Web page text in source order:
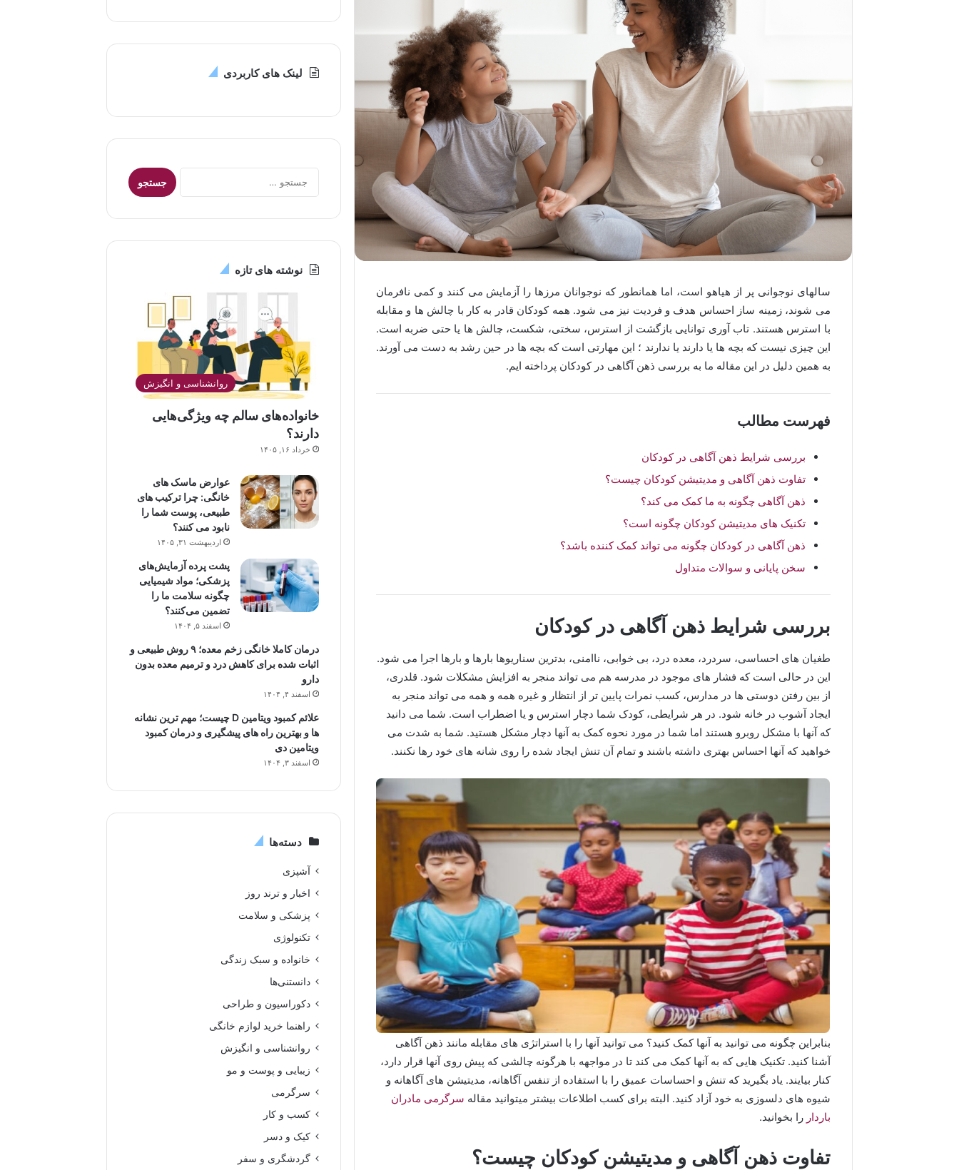
سالهای نوجوانی پر از هیاهو است، اما همانطور که نوجوانان مرزها را آزمایش می کنند و کمی نافرمان
می شوند، زمینه ساز احساس هدف و فردیت نیز می شود. همه کودکان قادر به کار با چالش ها و مقابله
با استرس هستند. تاب آوری توانایی بازگشت از استرس، سختی، شکست، چالش ها یا حتی ضربه است.
این چیزی نیست که بچه ها یا دارند یا ندارند ؛ این مهارتی است که بچه ها در حین رشد به دست می آورند.
به همین دلیل در این مقاله ما به بررسی ذهن آگاهی در کودکان پرداخته ایم.
فهرست مطالب
بررسی شرایط ذهن آگاهی در کودکان
تفاوت ذهن آگاهی و مدیتیشن کودکان چیست؟
ذهن آگاهی چگونه به ما کمک می کند؟
تکنیک های مدیتیشن کودکان چگونه است؟
ذهن آگاهی در کودکان چگونه می تواند کمک کننده باشد؟
سخن پایانی و سوالات متداول
بررسی شرایط ذهن آگاهی در کودکان
طغیان های احساسی، سردرد، معده درد، بی خوابی، ناامنی، بدترین سناریوها بارها و بارها اجرا می شود.
این در حالی است که فشار های موجود در مدرسه هم می تواند منجر به افزایش مشکلات شود. قلدری،
از بین رفتن دوستی ها در مدارس، کسب نمرات پایین تر از انتظار و غیره همه و همه می تواند منجر به
ایجاد آشوب در خانه شود. در هر شرایطی، کودک شما دچار استرس و یا اضطراب است. شما می دانید
که آنها با مشکل روبرو هستند اما شما در مورد نحوه کمک به آنها دچار مشکل هستید. شما به شدت می
خواهید که آنها احساس بهتری داشته باشند و تمام آن تنش ایجاد شده را روی شانه های خود رها نکنند.
بنابراین چگونه می توانید به آنها کمک کنید؟ می توانید آنها را با استراتژی های مقابله مانند ذهن آگاهی
آشنا کنید. تکنیک هایی که به آنها کمک می کند تا در مواجهه با هرگونه چالشی که پیش روی آنها قرار دارد،
کنار بیایند. یاد بگیرید که تنش و احساسات عمیق را با استفاده از تنفس آگاهانه، مدیتیشن های آگاهانه و
شیوه های دلسوزی به خود آزاد کنید. البته برای کسب اطلاعات بیشتر میتوانید مقاله سرگرمی مادران
باردار را بخوانید.
تفاوت ذهن آگاهی و مدیتیشن کودکان چیست؟
لینک های کاربردی
جستجو
برای:
نوشته های تازه
روانشناسی و انگیزش
خانواده‌های سالم چه ویژگی‌هایی
دارند؟
خرداد ۱۶, ۱۴۰۵
عوارض ماسک های
خانگی: چرا ترکیب های
طبیعی، پوست شما را
نابود می کنند؟
اردیبهشت ۳۱, ۱۴۰۵
پشت پرده آزمایش‌های
پزشکی؛ مواد شیمیایی
چگونه سلامت ما را
تضمین می‌کنند؟
اسفند ۵, ۱۴۰۴
درمان کاملا خانگی زخم معده؛ ۹ روش طبیعی و
اثبات شده برای کاهش درد و ترمیم معده بدون
دارو
اسفند ۴, ۱۴۰۴
علائم کمبود ویتامین D چیست؛ مهم ترین نشانه
ها و بهترین راه های پیشگیری و درمان کمبود
ویتامین دی
اسفند ۳, ۱۴۰۴
دسته‌ها
آشپزی
اخبار و ترند روز
پزشکی و سلامت
تکنولوژی
خانواده و سبک زندگی
دانستنی‌ها
دکوراسیون و طراحی
راهنما خرید لوازم خانگی
روانشناسی و انگیزش
زیبایی و پوست و مو
سرگرمی
کسب و کار
کیک و دسر
گردشگری و سفر